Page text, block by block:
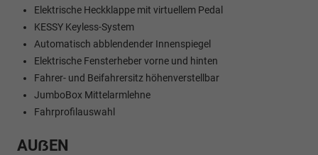
Elektrische Heckklappe mit virtuellem Pedal
KESSY Keyless-System
Automatisch abblendender Innenspiegel
Elektrische Fensterheber vorne und hinten
Fahrer- und Beifahrersitz höhenverstellbar
JumboBox Mittelarmlehne
Fahrprofilauswahl
AUẞEN